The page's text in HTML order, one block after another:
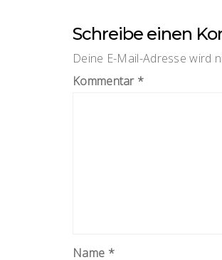
Schreibe einen
Deine E-Mail-Adresse wird
Kommentar *
Name *